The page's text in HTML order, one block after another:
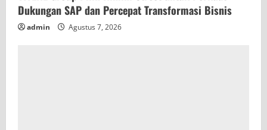
Dukungan SAP dan Percepat Transformasi Bisnis
admin Agustus 7, 2026